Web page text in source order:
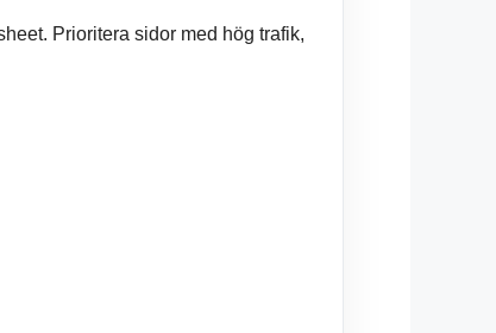
Prioritera sidor med hög trafik,